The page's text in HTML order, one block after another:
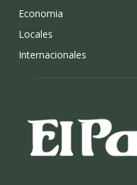
Economia
Locales
Internacionales